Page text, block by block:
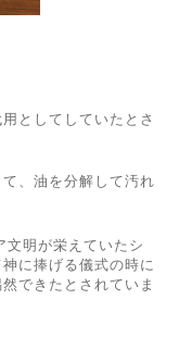
としてしていたとさ
、油を分解して汚れ
文明が栄えていたシ
に捧げる儀式の時に
できたとされていま